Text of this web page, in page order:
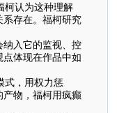
柯认为这种理解
存在。福柯研究
入它的监视、控
体现在作品中如
式，用权力惩
物，福柯用疯癫